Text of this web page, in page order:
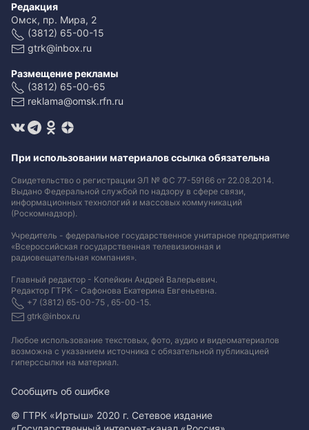
Редакция
Омск, пр. Мира, 2
(3812) 65-00-15
gtrk@inbox.ru
Размещение рекламы
(3812) 65-00-65
reklama@omsk.rfn.ru
При использовании материалов ссылка обязательна
Свидетельство о регистрации ЭЛ № ФС 77-59166 от 22.08.2014.
Выдано Федеральной службой по надзору в сфере связи,
информационных технологий и массовых коммуникаций
(Роскомнадзор).
Учредитель - федеральное государственное унитарное предприятие
«Всероссийская государственная телевизионная и
радиовещательная компания».
Главный редактор - Копейкин Андрей Валерьевич.
Редактор ГТРК - Сафонова Екатерина Евгеньевна.
+7 (3812) 65-00-75 , 65-00-15.
gtrk@inbox.ru
Любое использование текстовых, фото, аудио и видеоматериалов
возможна с указанием источника с обязательной публикацией
гиперссылки на материал.
Сообщить об ошибке
© ГТРК «Иртыш» 2020 г. Сетевое издание